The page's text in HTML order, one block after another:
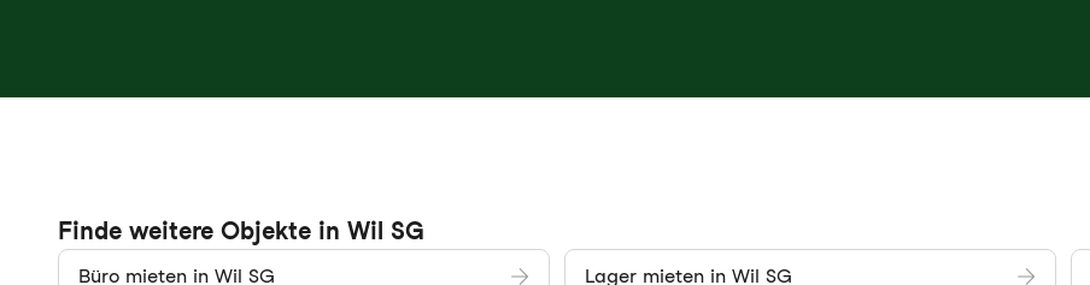
Finde weitere Objekte in Wil SG
Büro mieten in Wil SG Lager mieten in Wil SG